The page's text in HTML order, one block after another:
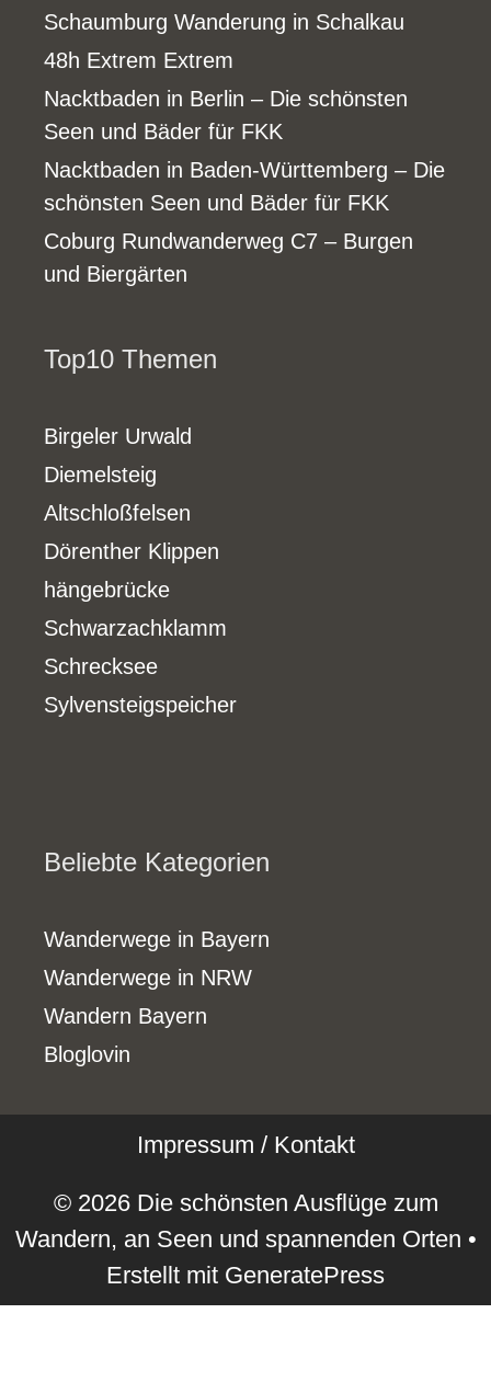
Schaumburg Wanderung in Schalkau
48h Extrem Extrem
Nacktbaden in Berlin – Die schönsten
Seen und Bäder für FKK
Nacktbaden in Baden-Württemberg – Die
schönsten Seen und Bäder für FKK
Coburg Rundwanderweg C7 – Burgen
und Biergärten
Top10 Themen
Birgeler Urwald
Diemelsteig
Altschloßfelsen
Dörenther Klippen
hängebrücke
Schwarzachklamm
Schrecksee
Sylvensteigspeicher
Beliebte Kategorien
Wanderwege in Bayern
Wanderwege in NRW
Wandern Bayern
Bloglovin
Impressum / Kontakt
© 2026 Die schönsten Ausflüge zum
Wandern, an Seen und spannenden Orten •
Erstellt mit GeneratePress